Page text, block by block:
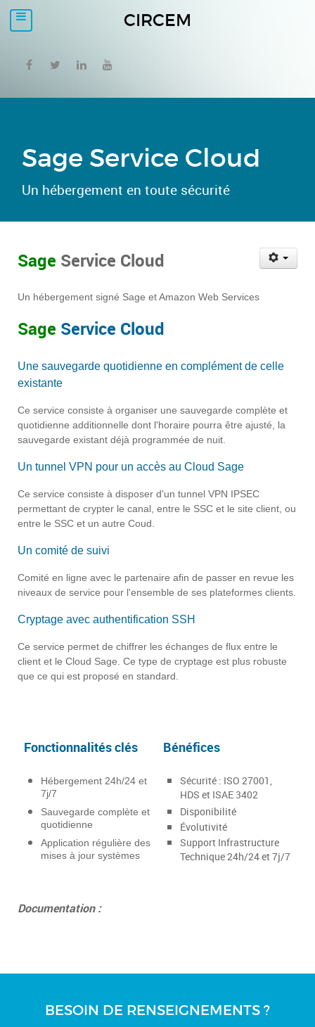
CIRCEM
Sage Service Cloud
Un hébergement en toute sécurité
Sage Service Cloud
Un hébergement signé Sage et Amazon Web Services
Sage Service Cloud
Une sauvegarde quotidienne en complément de celle
existante
Ce service consiste à organiser une sauvegarde complète et
quotidienne additionnelle dont l'horaire pourra être ajusté, la
sauvegarde existant déjà programmée de nuit.
Un tunnel VPN pour un accès au Cloud Sage
Ce service consiste à disposer d'un tunnel VPN IPSEC
permettant de crypter le canal, entre le SSC et le site client, ou
entre le SSC et un autre Coud.
Un comité de suivi
Comité en ligne avec le partenaire afin de passer en revue les
niveaux de service pour l'ensemble de ses plateformes clients.
Cryptage avec authentification SSH
Ce service permet de chiffrer les échanges de flux entre le
client et le Cloud Sage. Ce type de cryptage est plus robuste
que ce qui est proposé en standard.
Fonctionnalités clés
Hébergement 24h/24 et
7j/7
Sauvegarde complète et
quotidienne
Application régulière des
mises à jour systèmes
Bénéfices
Sécurité : ISO 27001,
HDS et ISAE 3402
Disponibilité
Évolutivité
Support Infrastructure
Technique 24h/24 et 7j/7
Documentation :
BESOIN DE RENSEIGNEMENTS ?